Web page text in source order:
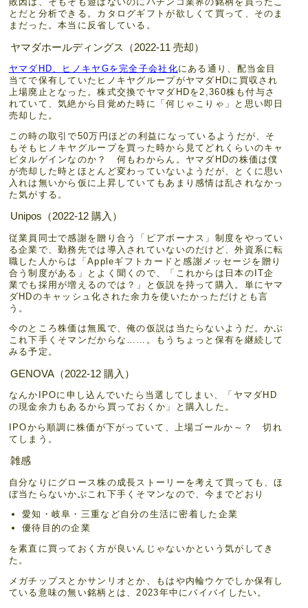
とだと分析できる。カタログギフトが欲しくて買って、そのま
まだった。本当に反省している。
ヤマダホールディングス（2022-11 売却）
ヤマダHD、ヒノキヤGを完全子会社化にある通り、配当金目
当てで保有していたヒノキヤグループがヤマダHDに買収され
上場廃止となった。株式交換でヤマダHDを2,360株も付与さ
れていて、気絶から目覚めた時に「何じゃこりゃ」と思い即日
売却した。
この時の取引で50万円ほどの利益になっているようだが、そ
もそもヒノキヤグループを買った時から見てどれくらいのキャ
ピタルゲインなのか？ 何もわからん。ヤマダHDの株価は僕
が売却した時とほとんど変わっていないようだが、とくに思い
入れは無いから仮に上昇していてもあまり感情は乱されなかっ
た気がする。
Unipos（2022-12 購入）
従業員同士で感謝を贈り合う「ピアボーナス」制度をやってい
る企業で、勤務先では導入されていないのだけど、外資系に転
職した人からは「Appleギフトカードと感謝メッセージを贈り
合う制度がある」とよく聞くので、「これからは日本のIT企
業でも採用が増えるのでは？」と仮説を持って購入。単にヤマ
ダHDのキャッシュ化された余力を使いたかっただけとも言
う。
今のところ株価は無風で、俺の仮説は当たらないようだ。かぶ
これ下手くそマンだからな……。もうちょっと保有を継続して
みる予定。
GENOVA（2022-12 購入）
なんかIPOに申し込んでいたら当選してしまい、「ヤマダHD
の現金余力もあるから買っておくか」と購入した。
IPOから順調に株価が下がっていて、上場ゴールか～？ 切れ
てしまう。
雑感
自分なりにグロース株の成長ストーリーを考えて買っても、ほ
ぼ当たらないかぶこれ下手くそマンなので、今までどおり
愛知・岐阜・三重など自分の生活に密着した企業
優待目的の企業
を素直に買っておく方が良いんじゃないかという気がしてき
た。
メガチップスとかサンリオとか、もはや内輪ウケでしか保有し
ている意味の無い銘柄とは、2023年中にバイバイしたい。